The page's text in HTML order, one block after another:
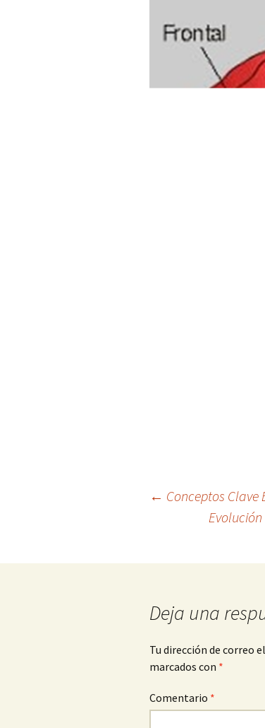
Navegación
← Conceptos
Deja una
Tu dirección de correo
marcados con *
Comentario *